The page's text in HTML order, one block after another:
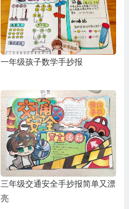
一年级孩子数学手抄报
三年级交通安全手抄报简单又漂
亮